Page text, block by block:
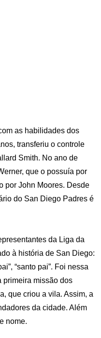
as habilidades dos
transferiu o controle
Smith. No ano de
que o possuía por
por John Moores. Desde
do San Diego Padres é
da Liga da
à história de San Diego:
“santo pai”. Foi nessa
primeira missão dos
que criou a vila. Assim, a
da cidade. Além
nome.